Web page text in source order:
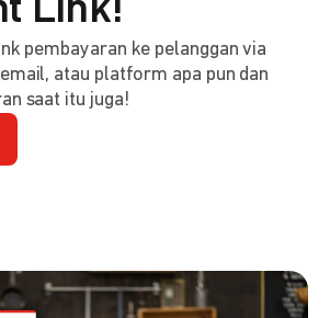
Link!
pembayaran ke pelanggan via
atau platform apa pun dan
saat itu juga!